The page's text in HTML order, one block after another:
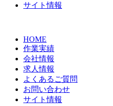
サイト情報
HOME
作業実績
会社情報
求人情報
よくあるご質問
お問い合わせ
サイト情報